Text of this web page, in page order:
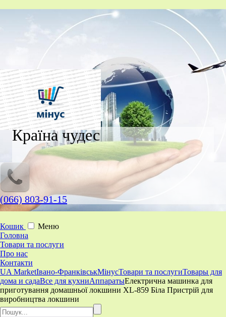
Країна чудес
(066) 803-91-15
Кошик
Меню
Головна
Товари та послуги
Про нас
Контакти
UA MarketІвано-ФранківськМінусТовари та послугиТовары для
дома и садаВсе для кухниАппаратыЕлектрична машинка для
приготування домашньої локшини XL-859 Біла Пристрій для
виробництва локшини